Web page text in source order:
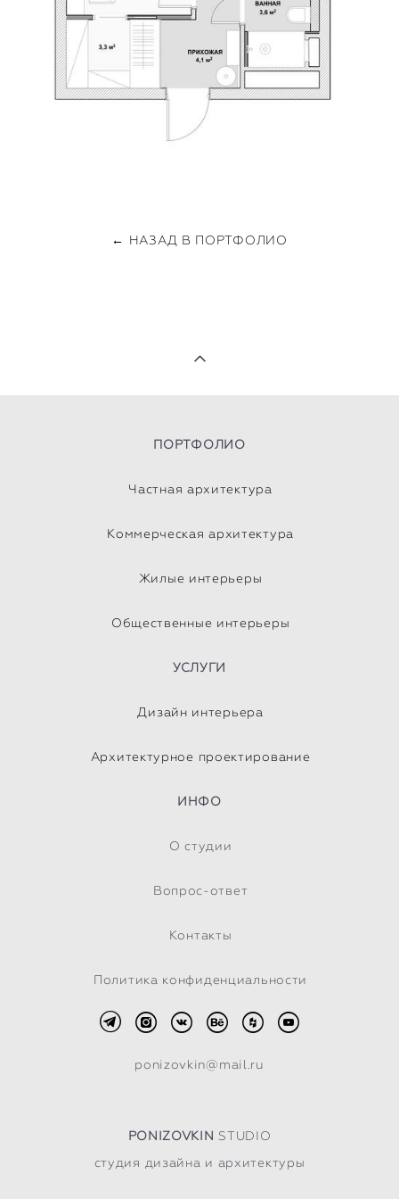
← НАЗАД В ПОРТФОЛИО
ПОРТФОЛИО
Частная архитектура
Коммерческая архитектура
Жилые интерьеры
Общественные интерьеры
УСЛУГИ
Дизайн интерьера
Архитектурное проектирование
ИНФО
О студии
Вопрос-ответ
Контакты
Политика конфиденциальности
ponizovkin@mail.ru
PONIZOVKINSTUDIO
студия дизайна и архитектуры